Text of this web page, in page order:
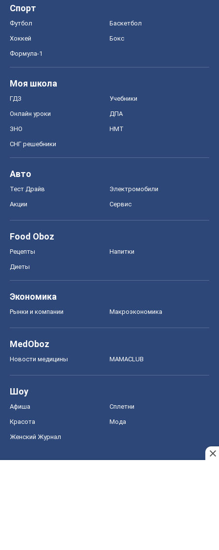
Спорт
Футбол Баскетбол
Хоккей Бокс
Формула-1
Моя школа
ГДЗ Учебники
Онлайн уроки ДПА
ЗНО НМТ
СНГ решебники
Авто
Тест Драйв Электромобили
Акции Сервис
Food Oboz
Рецепты Напитки
Диеты
Экономика
Рынки и компании Mакроэкономика
MedOboz
Новости медицины MAMACLUB
Шоу
Афиша Сплетни
Красота Мода
Женский Журнал